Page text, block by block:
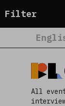
Filter
Frankfurt
Dakar
Lagos
Satellites
Berlin
All